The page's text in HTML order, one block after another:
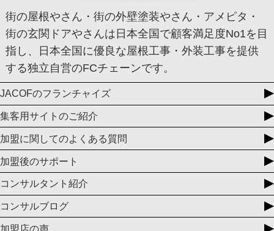
街の屋根やさん・街の外壁塗装やさん・アメピタ・
街の玄関ドアやさんは日本全国で顧客満足度No1を目
指し、日本全国に優良な屋根工事・外装工事を提供
する独立自営のFCチェーンです。
JACOFのフランチャイズ
集客用サイトのご紹介
加盟に関してのよくある質問
加盟後のサポート
コンサルタント紹介
コンサルブログ
加盟店の声